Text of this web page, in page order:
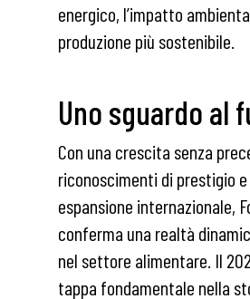
energico, l’impatto
produzione più sostenibile.
Uno sguardo al
Con una crescita senza
riconoscimenti di prestigio
espansione internazionale,
conferma una realtà
nel settore alimentare. Il
tappa fondamentale nella